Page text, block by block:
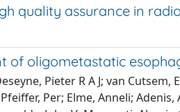
quality assurance in
oligometastatic
Pieter R A J; van
Per; Elme, Anneli;